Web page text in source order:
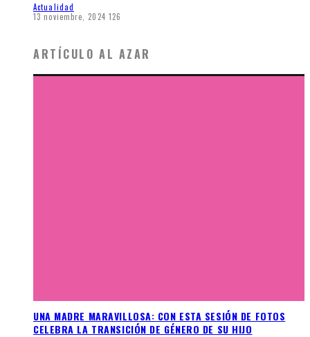
Actualidad
13 noviembre, 2024 126
ARTÍCULO AL AZAR
UNA MADRE MARAVILLOSA: CON ESTA SESIÓN DE FOTOS
CELEBRA LA TRANSICIÓN DE GÉNERO DE SU HIJO